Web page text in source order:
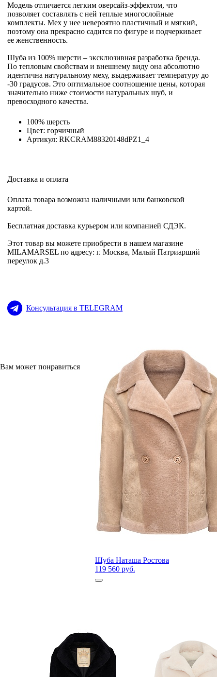
Модель отличается легким оверсайз-эффектом, что
позволяет составлять с ней теплые многослойные
комплекты. Мех у нее невероятно пластичный и мягкий,
поэтому она прекрасно садится по фигуре и подчеркивает
ее женственность.
Шуба из 100% шерсти – эксклюзивная разработка бренда.
По тепловым свойствам и внешнему виду она абсолютно
идентична натуральному меху, выдерживает температуру до
-30 градусов. Это оптимальное соотношение цены, которая
значительно ниже стоимости натуральных шуб, и
превосходного качества.
100% шерсть
Цвет: горчичный
Артикул: RKCRAM88320148dPZ1_4
Доставка и оплата
Оплата товара возможна наличными или банковской
картой.
Бесплатная доставка курьером или компанией СДЭК.
Этот товар вы можете приобрести в нашем магазине
MILAMARSEL по адресу: г. Москва, Малый Патриарший
переулок д.3
Консультация в TELEGRAM
Вам может понравиться
Шуба Наташа Ростова
119 560 руб.